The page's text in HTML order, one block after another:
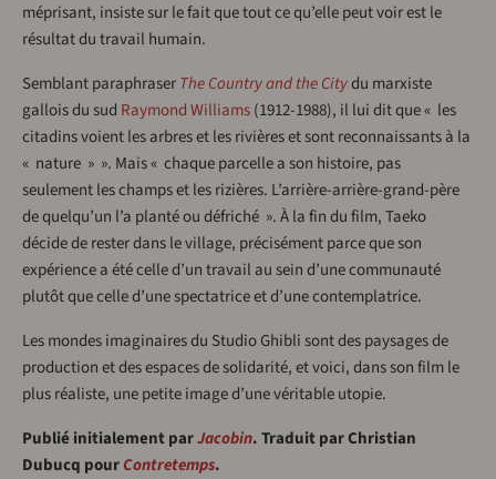
méprisant, insiste sur le fait que tout ce qu’elle peut voir est le
résultat du travail humain.
Semblant paraphraserThe Country and the Citydu marxiste
gallois du sud Raymond Williams(1912-1988), il lui dit que « les
citadins voient les arbres et les rivières et sont reconnaissants à la
« nature » ». Mais « chaque parcelle a son histoire, pas
seulement les champs et les rizières. L’arrière-arrière-grand-père
de quelqu’un l’a planté ou défriché ». À la fin du film, Taeko
décide de rester dans le village, précisément parce que son
expérience a été celle d’un travail au sein d’une communauté
plutôt que celle d’une spectatrice et d’une contemplatrice.
Les mondes imaginaires du Studio Ghibli sont des paysages de
production et des espaces de solidarité, et voici, dans son film le
plus réaliste, une petite image d’une véritable utopie.
Publié initialement parJacobin. Traduit par Christian
Dubucq pourContretemps.